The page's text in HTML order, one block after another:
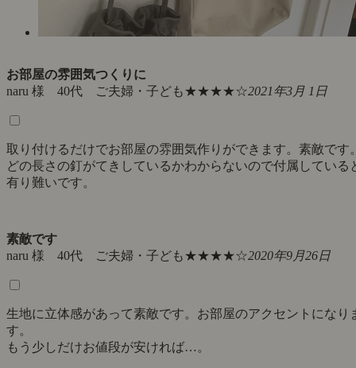
お部屋の雰囲気つくりに
naru 様 40代 ご夫婦・子ども★★★★☆2021年3月 1日
取り付けるだけでお部屋の雰囲気作りができます。素敵です
どの長さの釘がてきしているかわからないので付属している
有り難いです。
素敵です
naru 様 40代 ご夫婦・子ども★★★★☆2020年9月26日
生地に立体感があって素敵です。お部屋のアクセントになり
す。
もう少しだけお値段が安ければ…。